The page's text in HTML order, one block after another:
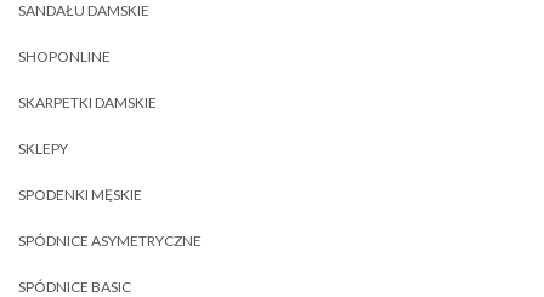
SANDAŁU DAMSKIE
SHOPONLINE
SKARPETKI DAMSKIE
SKLEPY
SPODENKI MĘSKIE
SPÓDNICE ASYMETRYCZNE
SPÓDNICE BASIC